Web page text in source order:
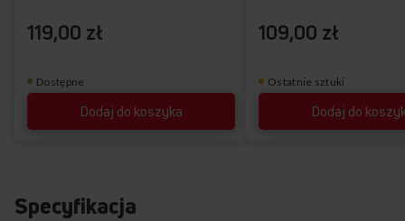
Dostępne
Dodaj do koszyka
119,00 zł
Ostatnie sztuki
Dodaj do
109,00 zł
Specyfikacja